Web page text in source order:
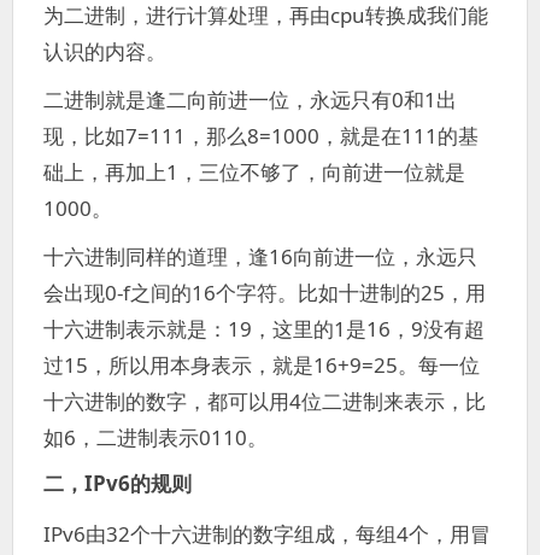
为二进制，进行计算处理，再由cpu转换成我们能
认识的内容。
二进制就是逢二向前进一位，永远只有0和1出
现，比如7=111，那么8=1000，就是在111的基
础上，再加上1，三位不够了，向前进一位就是
1000。
十六进制同样的道理，逢16向前进一位，永远只
会出现0-f之间的16个字符。比如十进制的25，用
十六进制表示就是：19，这里的1是16，9没有超
过15，所以用本身表示，就是16+9=25。每一位
十六进制的数字，都可以用4位二进制来表示，比
如6，二进制表示0110。
二，IPv6的规则
IPv6由32个十六进制的数字组成，每组4个，用冒